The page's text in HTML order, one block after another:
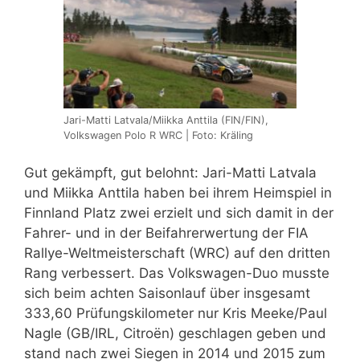
Jari-Matti Latvala/Miikka Anttila (FIN/FIN),
Volkswagen Polo R WRC | Foto: Kräling
Gut gekämpft, gut belohnt: Jari-Matti Latvala
und Miikka Anttila haben bei ihrem Heimspiel in
Finnland Platz zwei erzielt und sich damit in der
Fahrer- und in der Beifahrerwertung der FIA
Rallye-Weltmeisterschaft (WRC) auf den dritten
Rang verbessert. Das Volkswagen-Duo musste
sich beim achten Saisonlauf über insgesamt
333,60 Prüfungskilometer nur Kris Meeke/Paul
Nagle (GB/IRL, Citroën) geschlagen geben und
stand nach zwei Siegen in 2014 und 2015 zum